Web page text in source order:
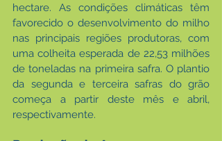
hectare. As condições climáticas têm
favorecido o desenvolvimento do milho
nas principais regiões produtoras, com
uma colheita esperada de 22,53 milhões
de toneladas na primeira safra. O plantio
da segunda e terceira safras do grão
começa a partir deste mês e abril,
respectivamente.